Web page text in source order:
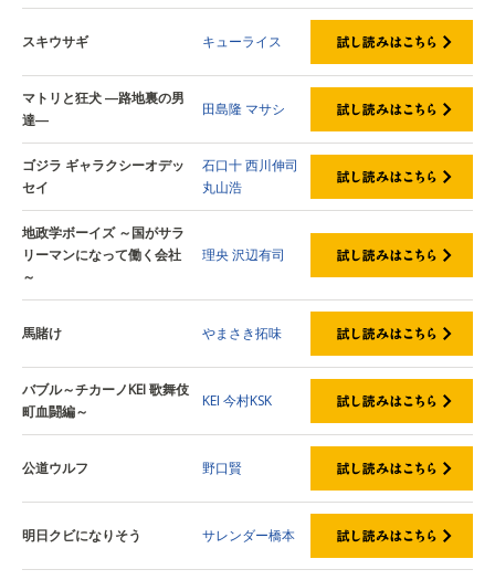
スキウサギ キューライス
マトリと狂犬 ―路地裏の男
達―
田島隆 マサシ
ゴジラ ギャラクシーオデッ
セイ
石口十西川伸司
丸山浩
地政学ボーイズ ～国がサラ
リーマンになって働く会社
～
理央沢辺有司
馬賭け やまさき拓味
バブル～チカーノKEI 歌舞伎
町血闘編～
KEI 今村KSK
公道ウルフ 野口賢
明日クビになりそう サレンダー橋本